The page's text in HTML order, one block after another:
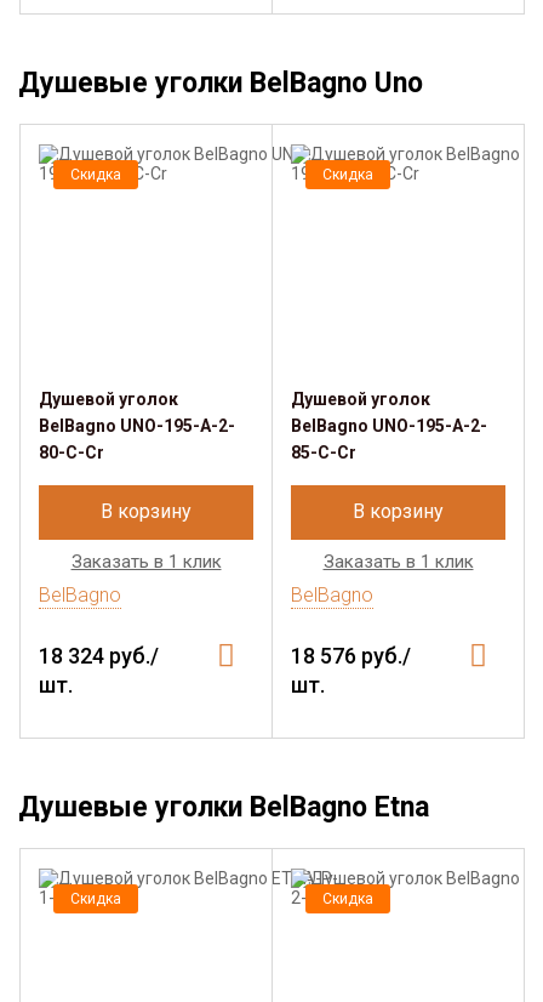
Душевые уголки BelBagno Uno
Скидка
Душевой уголок
BelBagno UNO-195-A-2-
80-C-Cr
В корзину
Заказать в 1 клик
BelBagno
18 324 руб./
шт.
Скидка
Душевой уголок
BelBagno UNO-195-A-2-
85-C-Cr
В корзину
Заказать в 1 клик
BelBagno
18 576 руб./
шт.
Душевые уголки BelBagno Etna
Скидка Скидка